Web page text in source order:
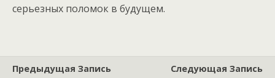
серьезных поломок в будущем.
Предыдущая Запись
Следующая Запись